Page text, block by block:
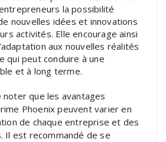
la possibilité
nouvelles idées et innovations
activités. Elle encourage ainsi
aux nouvelles réalités
qui peut conduire à une
et à long terme.
que les avantages
Phoenix peuvent varier en
de chaque entreprise et des
Il est recommandé de se